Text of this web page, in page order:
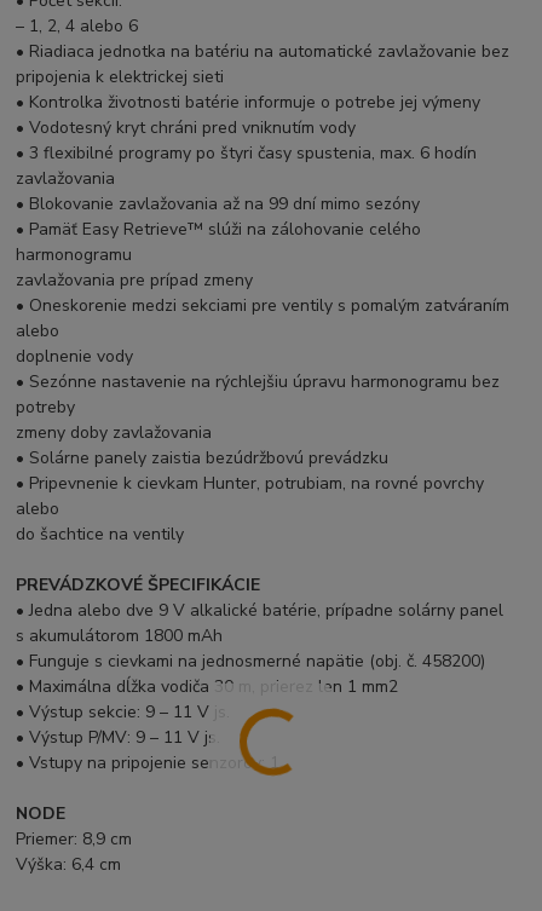
– 1, 2, 4 alebo 6
• Riadiaca jednotka na batériu na automatické zavlažovanie bez
pripojenia k elektrickej sieti
• Kontrolka životnosti batérie informuje o potrebe jej výmeny
• Vodotesný kryt chráni pred vniknutím vody
• 3 flexibilné programy po štyri časy spustenia, max. 6 hodín
zavlažovania
• Blokovanie zavlažovania až na 99 dní mimo sezóny
• Pamäť Easy Retrieve™ slúži na zálohovanie celého
harmonogramu
zavlažovania pre prípad zmeny
• Oneskorenie medzi sekciami pre ventily s pomalým zatváraním
alebo
doplnenie vody
• Sezónne nastavenie na rýchlejšiu úpravu harmonogramu bez
potreby
zmeny doby zavlažovania
• Solárne panely zaistia bezúdržbovú prevádzku
• Pripevnenie k cievkam Hunter, potrubiam, na rovné povrchy
alebo
do šachtice na ventily
PREVÁDZKOVÉ ŠPECIFIKÁCIE
• Jedna alebo dve 9 V alkalické batérie, prípadne solárny panel
s akumulátorom 1800 mAh
• Funguje s cievkami na jednosmerné napätie (obj. č. 458200)
• Maximálna dĺžka vodiča 30 m, prierez len 1 mm2
• Výstup sekcie: 9 – 11 V js.
• Výstup P/MV: 9 – 11 V js.
• Vstupy na pripojenie senzorov: 1
NODE
Priemer: 8,9 cm
Výška: 6,4 cm